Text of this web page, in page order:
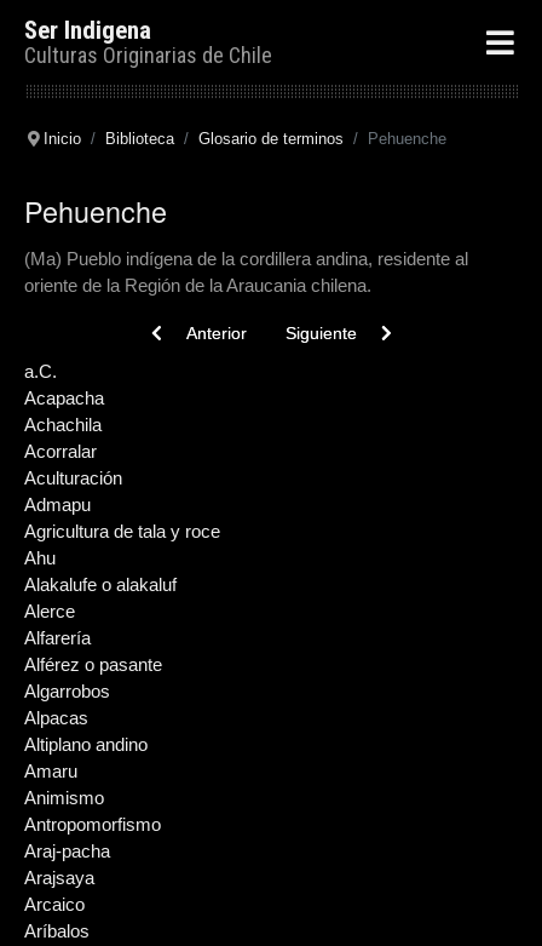
Ser Indigena
Culturas Originarias de Chile
Inicio Biblioteca Glosario de terminos Pehuenche
Pehuenche
(Ma) Pueblo indígena de la cordillera andina, residente al
oriente de la Región de la Araucania chilena.
Previous article: Percutor
Anterior Next article: Pectoral
Siguiente
a.C.
Acapacha
Achachila
Acorralar
Aculturación
Admapu
Agricultura de tala y roce
Ahu
Alakalufe o alakaluf
Alerce
Alfarería
Alférez o pasante
Algarrobos
Alpacas
Altiplano andino
Amaru
Animismo
Antropomorfismo
Araj-pacha
Arajsaya
Arcaico
Aríbalos